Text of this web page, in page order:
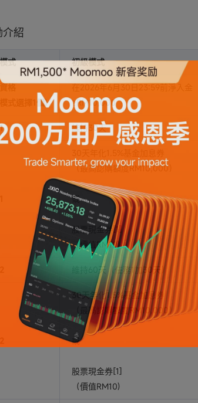
介紹
式 初級模式
資格
模式選擇1個)
在2026年6月30日23:59前淨入金
≥RM10,000
維持30天
（最高認購額度RM10,000）
或
股票現金券[1]
（價值RM10)
維持60天（任務1加30天）
30天年化1.5%基金加息券
（最高認購額度RM10,000）
或
股票現金券[1]
（價值RM10)